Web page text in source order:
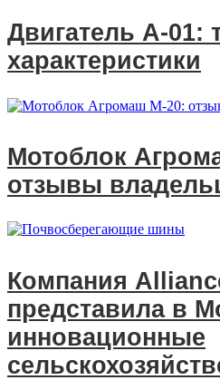
Двигатель А-01:
характеристики
Мотоблок
отзывы
Компания
представила в
инновационные